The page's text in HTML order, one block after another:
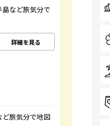
など旅気分で
詳細を見る
旅気分で地図